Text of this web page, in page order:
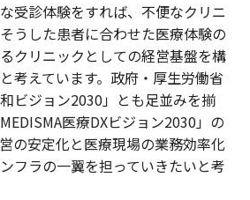
受診体験をすれば、不便なクリニ
うした患者に合わせた医療体験の
クリニックとしての経営基盤を構
考えています。政府・厚生労働省
ビジョン2030」とも足並みを揃
医療DXビジョン2030」の
の安定化と医療現場の業務効率化
フラの一翼を担っていきたいと考